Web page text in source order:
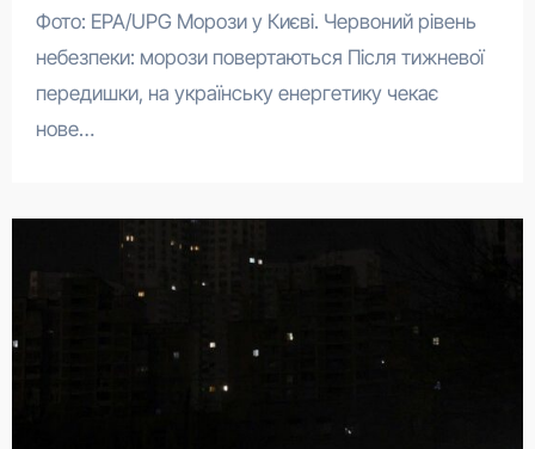
Фото: EPA/UPG Морози у Києві. Червоний рівень
небезпеки: морози повертаються Після тижневої
передишки, на українську енергетику чекає
нове…